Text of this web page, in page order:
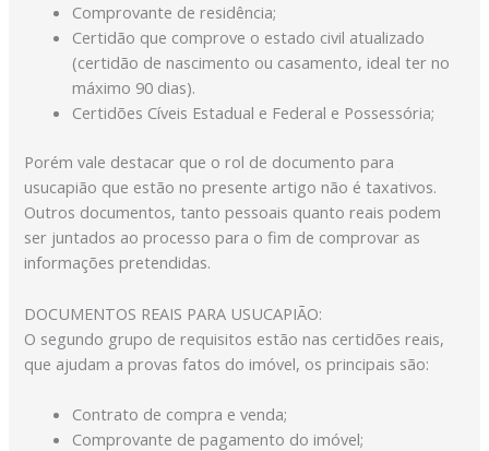
Comprovante de residência;
Certidão que comprove o estado civil atualizado
(certidão de nascimento ou casamento, ideal ter no
máximo 90 dias).
Certidões Cíveis Estadual e Federal e Possessória;
Porém vale destacar que o rol de documento para
usucapião que estão no presente artigo não é taxativos.
Outros documentos, tanto pessoais quanto reais podem
ser juntados ao processo para o fim de comprovar as
informações pretendidas.
DOCUMENTOS REAIS PARA USUCAPIÃO:
O segundo grupo de requisitos estão nas certidões reais,
que ajudam a provas fatos do imóvel, os principais são:
Contrato de compra e venda;
Comprovante de pagamento do imóvel;